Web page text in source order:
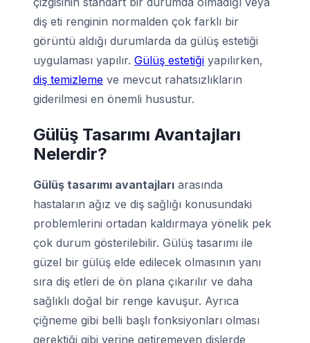
diş eti renginin normalden çok farklı bir
görüntü aldığı durumlarda da gülüş estetiği
uygulaması yapılır. Gülüş estetiği yapılırken,
diş temizleme ve mevcut rahatsızlıkların
giderilmesi en önemli husustur.
Gülüş Tasarımı Avantajları
Nelerdir?
Gülüş tasarımı avantajları arasında
hastaların ağız ve diş sağlığı konusundaki
problemlerini ortadan kaldırmaya yönelik pek
çok durum gösterilebilir. Gülüş tasarımı ile
güzel bir gülüş elde edilecek olmasının yanı
sıra diş etleri de ön plana çıkarılır ve daha
sağlıklı doğal bir renge kavuşur. Ayrıca
çiğneme gibi belli başlı fonksiyonları olması
gerektiği gibi yerine getiremeyen dişlerde